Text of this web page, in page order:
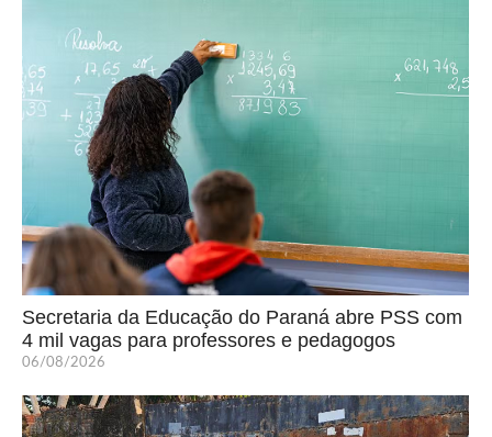
Secretaria da Educação do Paraná abre PSS com
4 mil vagas para professores e pedagogos
06/08/2026